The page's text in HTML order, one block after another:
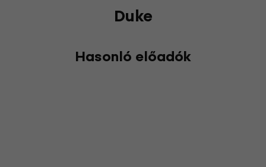
Duke
Hasonló előadók